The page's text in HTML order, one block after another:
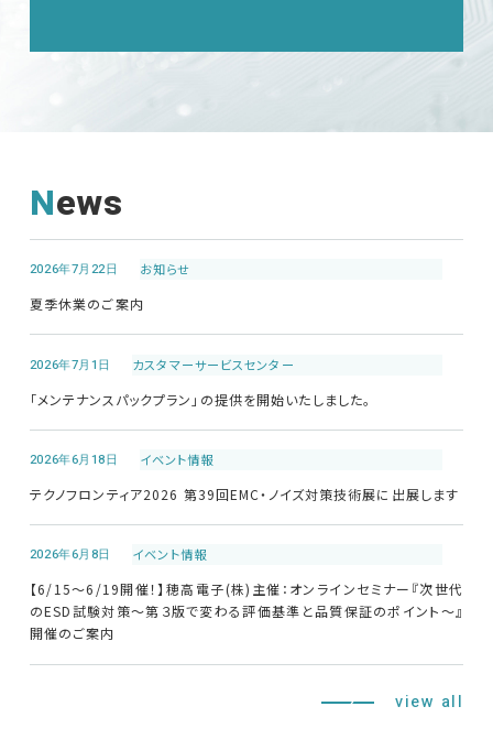
News
2026年7月22日 お知らせ
夏季休業のご案内
2026年7月1日 カスタマーサービスセンター
「メンテナンスパックプラン」の提供を開始いたしました。
2026年6月18日 イベント情報
テクノフロンティア2026 第39回EMC・ノイズ対策技術展に出展します
2026年6月8日 イベント情報
【6/15～6/19開催！】穂高電子(株)主催：オンラインセミナー『次世代
のESD試験対策～第３版で変わる評価基準と品質保証のポイント～』
開催のご案内
view all